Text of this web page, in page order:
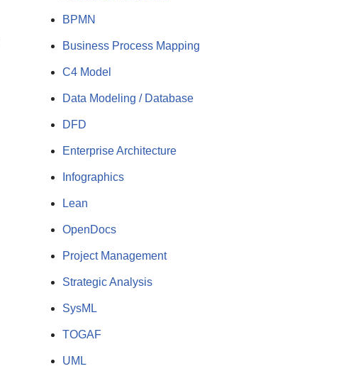
BPMN
Business Process Mapping
C4 Model
Data Modeling / Database
DFD
Enterprise Architecture
Infographics
Lean
OpenDocs
Project Management
Strategic Analysis
SysML
TOGAF
UML